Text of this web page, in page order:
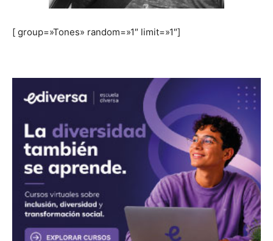
[ group=»Tones» random=»1″ limit=»1″]